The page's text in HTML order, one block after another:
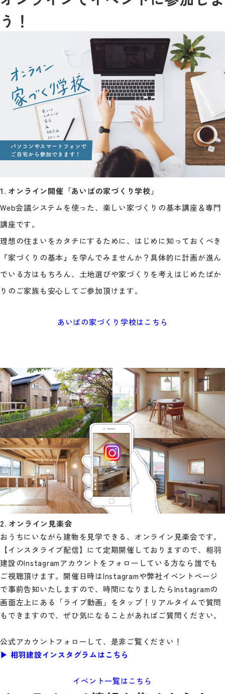
う！
1. オンライン開催「あいばの家づくり学校」
Web会議システムを使った、楽しい家づくりの基本講座＆専門
講座です。
理想の住まいをカタチにするために、はじめに知っておくべき
『家づくりの基本』を学んでみませんか？具体的に計画が進ん
でいる方はもちろん、土地選びや家づくりを考えはじめたばか
りのご家族も安心してご参加頂けます。
あいばの家づくり学校はこちら
2. オンライン見楽会
おうちにいながら建物を見学できる、オンライン見楽会です。
【インスタライブ配信】にて定期開催しておりますので、相羽
建設のInstagramアカウントをフォローしている方なら誰でも
ご視聴頂けます。開催日時はInstagramや弊社イベントページ
で事前告知いたしますので、時間になりましたらInstagramの
画面左上にある「ライブ動画」をタップ！リアルタイムで質問
もできますので、ぜひ気になることがあればご質問ください。
公式アカウントフォローして、是非ご覧ください！
▶︎ 相羽建設インスタグラムはこちら
イベント一覧はこちら